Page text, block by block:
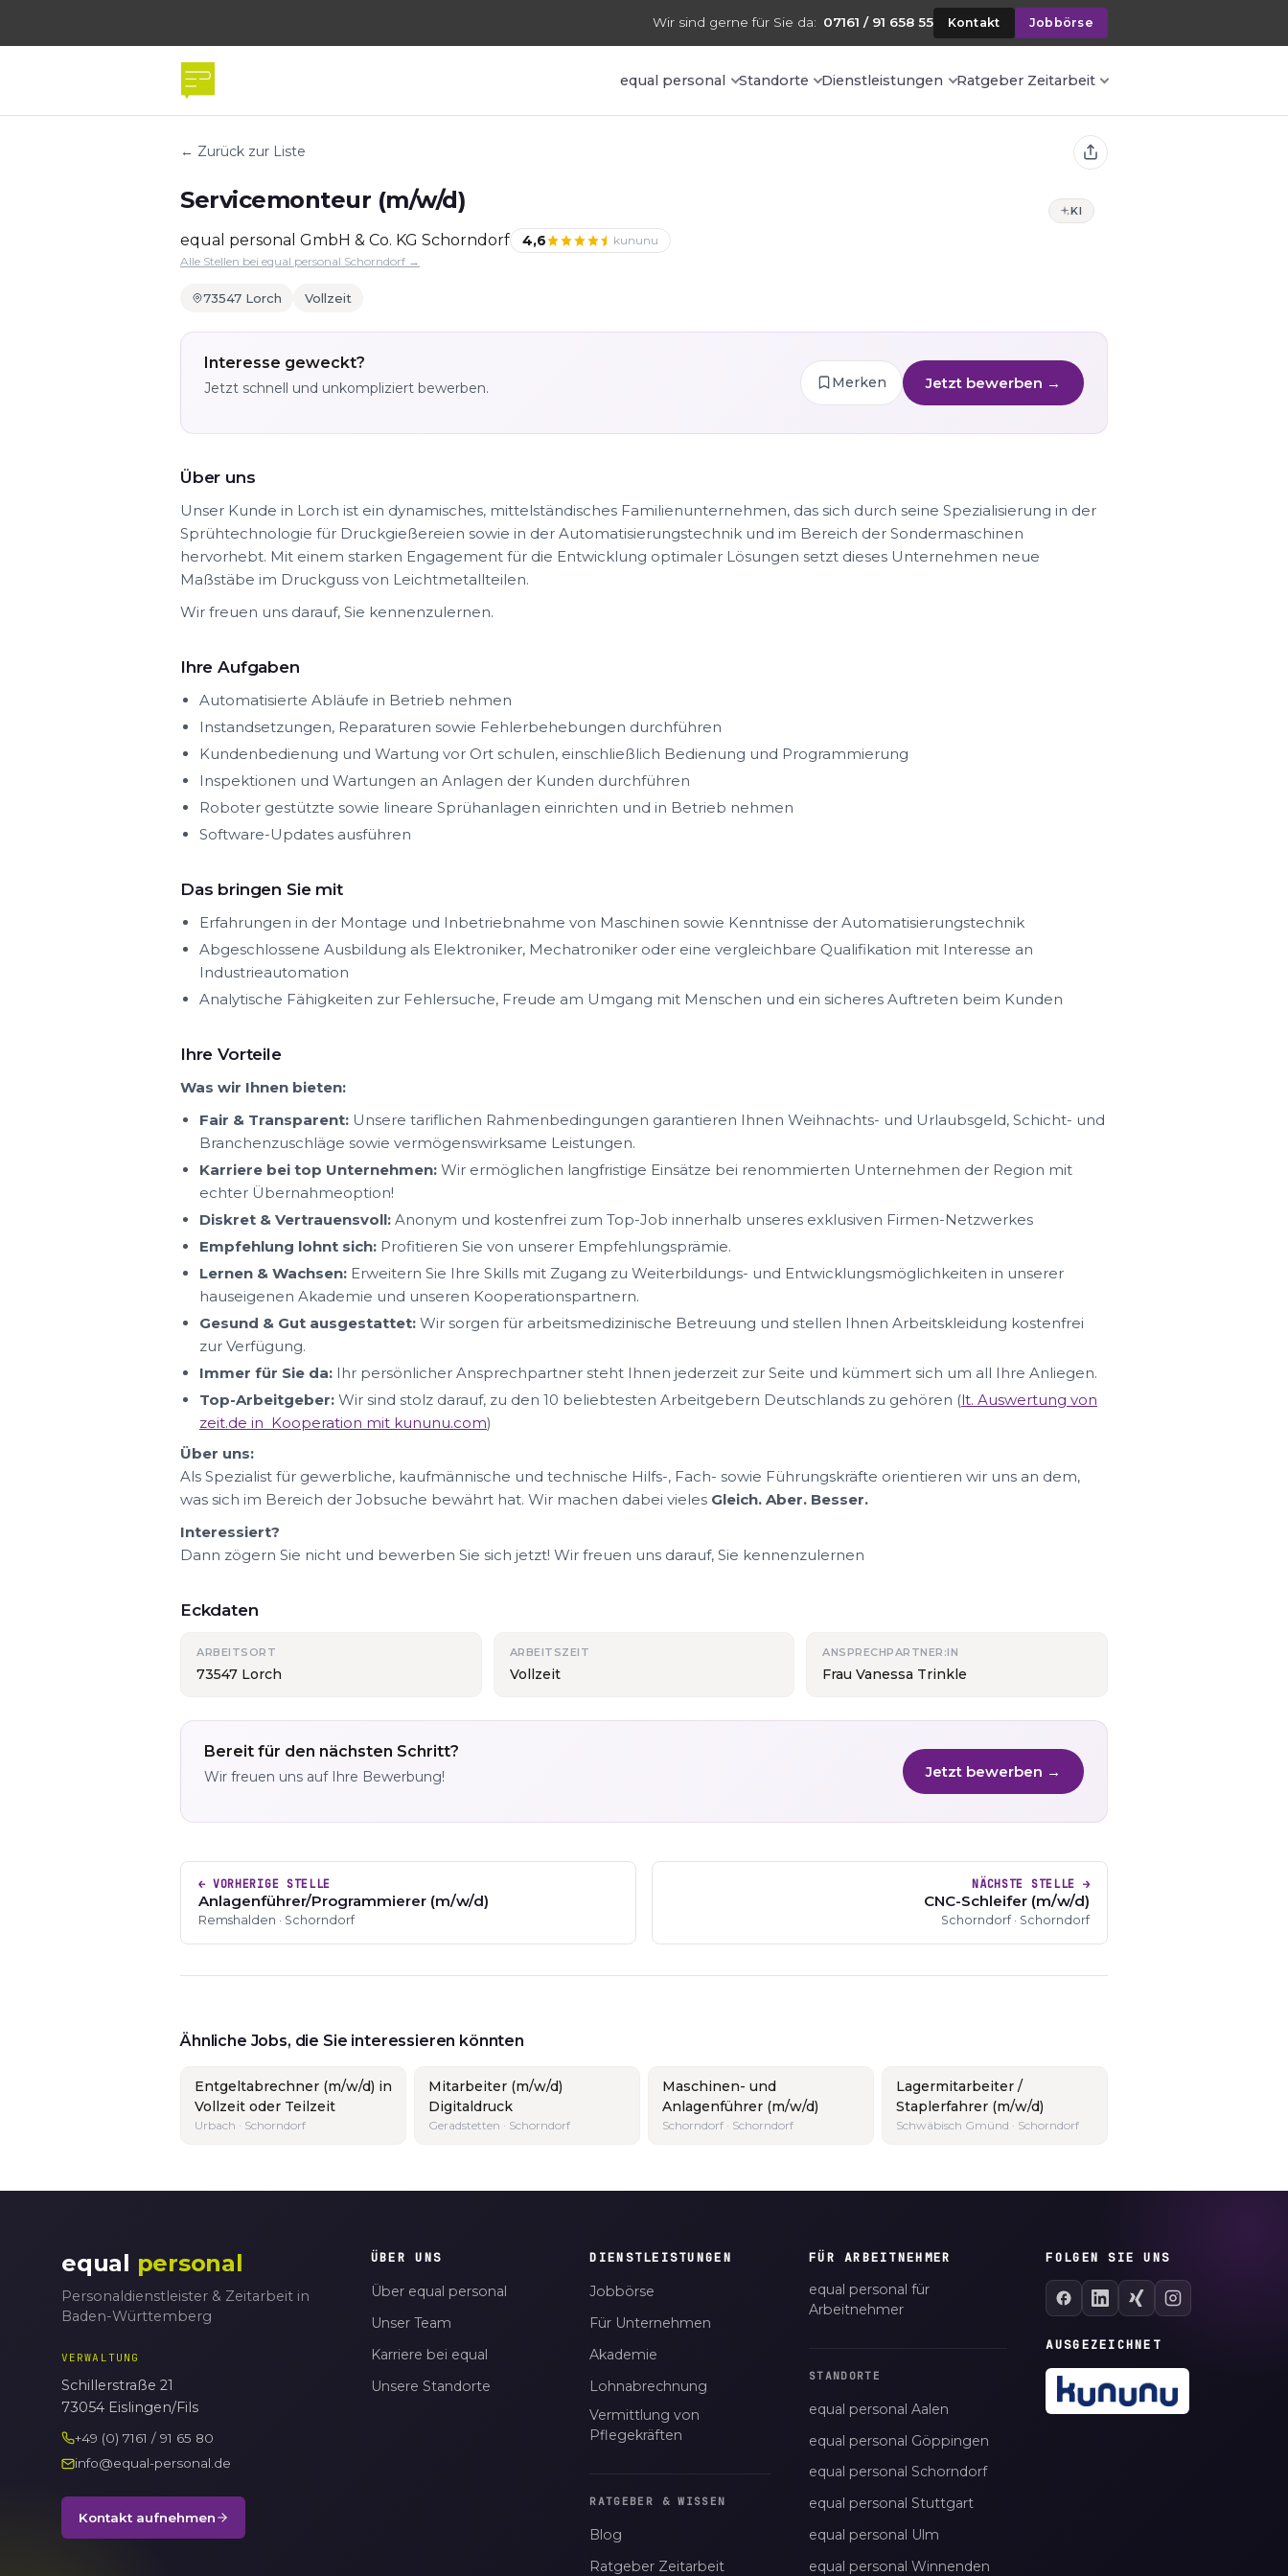
Wir sind gerne für Sie da: 07161 / 91 658 55 Kontakt Jobbörse
equal personal Standorte Dienstleistungen Ratgeber Zeitarbeit
← Zurück zur Liste
KI
Servicemonteur (m/w/d)
equal personal GmbH & Co. KG Schorndorf 4,6
kununu
Alle Stellen bei equal personal Schorndorf →
73547 Lorch Vollzeit
Interesse geweckt?
Jetzt schnell und unkompliziert bewerben. Merken Jetzt bewerben →
Über uns
Unser Kunde in Lorch ist ein dynamisches, mittelständisches Familienunternehmen, das sich durch seine Spezialisierung in der
Sprühtechnologie für Druckgießereien sowie in der Automatisierungstechnik und im Bereich der Sondermaschinen
hervorhebt. Mit einem starken Engagement für die Entwicklung optimaler Lösungen setzt dieses Unternehmen neue
Maßstäbe im Druckguss von Leichtmetallteilen.
Wir freuen uns darauf, Sie kennenzulernen.
Ihre Aufgaben
Automatisierte Abläufe in Betrieb nehmen
Instandsetzungen, Reparaturen sowie Fehlerbehebungen durchführen
Kundenbedienung und Wartung vor Ort schulen, einschließlich Bedienung und Programmierung
Inspektionen und Wartungen an Anlagen der Kunden durchführen
Roboter gestützte sowie lineare Sprühanlagen einrichten und in Betrieb nehmen
Software-Updates ausführen
Das bringen Sie mit
Erfahrungen in der Montage und Inbetriebnahme von Maschinen sowie Kenntnisse der Automatisierungstechnik
Abgeschlossene Ausbildung als Elektroniker, Mechatroniker oder eine vergleichbare Qualifikation mit Interesse an
Industrieautomation
Analytische Fähigkeiten zur Fehlersuche, Freude am Umgang mit Menschen und ein sicheres Auftreten beim Kunden
Ihre Vorteile
Was wir Ihnen bieten:
Fair & Transparent: Unsere tariflichen Rahmenbedingungen garantieren Ihnen Weihnachts- und Urlaubsgeld, Schicht- und
Branchenzuschläge sowie vermögenswirksame Leistungen.
Karriere bei top Unternehmen: Wir ermöglichen langfristige Einsätze bei renommierten Unternehmen der Region mit
echter Übernahmeoption!
Diskret & Vertrauensvoll: Anonym und kostenfrei zum Top-Job innerhalb unseres exklusiven Firmen-Netzwerkes
Empfehlung lohnt sich: Profitieren Sie von unserer Empfehlungsprämie.
Lernen & Wachsen: Erweitern Sie Ihre Skills mit Zugang zu Weiterbildungs- und Entwicklungsmöglichkeiten in unserer
hauseigenen Akademie und unseren Kooperationspartnern.
Gesund & Gut ausgestattet: Wir sorgen für arbeitsmedizinische Betreuung und stellen Ihnen Arbeitskleidung kostenfrei
zur Verfügung.
Immer für Sie da: Ihr persönlicher Ansprechpartner steht Ihnen jederzeit zur Seite und kümmert sich um all Ihre Anliegen.
Top-Arbeitgeber: Wir sind stolz darauf, zu den 10 beliebtesten Arbeitgebern Deutschlands zu gehören (lt. Auswertung von
zeit.de in Kooperation mit kununu.com)
Über uns:
Als Spezialist für gewerbliche, kaufmännische und technische Hilfs-, Fach- sowie Führungskräfte orientieren wir uns an dem,
was sich im Bereich der Jobsuche bewährt hat. Wir machen dabei vieles Gleich. Aber. Besser.
Interessiert?
Dann zögern Sie nicht und bewerben Sie sich jetzt! Wir freuen uns darauf, Sie kennenzulernen
Eckdaten
ARBEITSORT
73547 Lorch
ARBEITSZEIT
Vollzeit
ANSPRECHPARTNER:IN
Frau Vanessa Trinkle
Bereit für den nächsten Schritt?
Wir freuen uns auf Ihre Bewerbung! Jetzt bewerben →
← VORHERIGE STELLE
Anlagenführer/Programmierer (m/w/d)
Remshalden · Schorndorf
NÄCHSTE STELLE →
CNC-Schleifer (m/w/d)
Schorndorf · Schorndorf
Ähnliche Jobs, die Sie interessieren könnten
Entgeltabrechner (m/w/d) in
Vollzeit oder Teilzeit
Urbach · Schorndorf
Mitarbeiter (m/w/d)
Digitaldruck
Geradstetten · Schorndorf
Maschinen- und
Anlagenführer (m/w/d)
Schorndorf · Schorndorf
Lagermitarbeiter /
Staplerfahrer (m/w/d)
Schwäbisch Gmünd · Schorndorf
equal personal
Personaldienstleister & Zeitarbeit in
Baden-Württemberg
VERWALTUNG
Schillerstraße 21
73054 Eislingen/Fils
+49 (0) 7161 / 91 65 80
info@equal-personal.de
Kontakt aufnehmen
ÜBER UNS
Über equal personal
Unser Team
Karriere bei equal
Unsere Standorte
DIENSTLEISTUNGEN
Jobbörse
Für Unternehmen
Akademie
Lohnabrechnung
Vermittlung von
Pflegekräften
RATGEBER & WISSEN
Blog
Ratgeber Zeitarbeit
FÜR ARBEITNEHMER
equal personal für
Arbeitnehmer
STANDORTE
equal personal Aalen
equal personal Göppingen
equal personal Schorndorf
equal personal Stuttgart
equal personal Ulm
equal personal Winnenden
FOLGEN SIE UNS
AUSGEZEICHNET